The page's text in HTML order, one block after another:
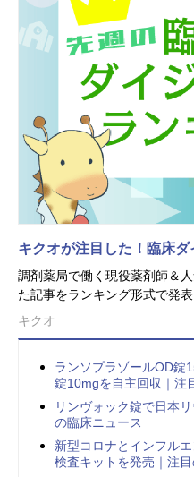
キクオが注目した！臨床
調剤薬局で働く現役薬剤師＆
た記事をランキング形式で発表
キクオ
ランソプラゾールOD錠
錠10mgを自主回収｜注
リンヴォック錠で日本
の臨床ニュース
新型コロナとインフル
検査キットを発売｜注